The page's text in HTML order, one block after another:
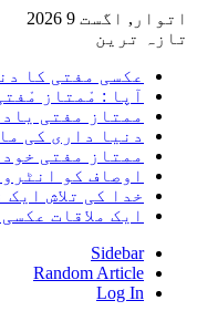
اتوار, اگست 9 2026
تازہ ترین
عکسی مفتی کا
آپا : مْمتاز
ممتاز مفتی
دنیا داری کی
ممتاز مفتی
اوصاف کو
خدا کی تلاش ایک
ایک ملاقات
Sidebar
Random Article
Log In